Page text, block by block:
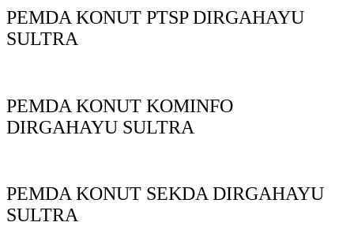
PEMDA KONUT PTSP DIRGAHAYU
SULTRA
PEMDA KONUT KOMINFO
DIRGAHAYU SULTRA
PEMDA KONUT SEKDA DIRGAHAYU
SULTRA